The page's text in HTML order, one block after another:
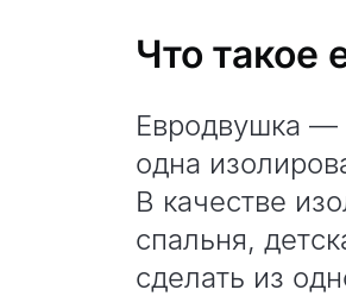
Что такое
Евродвушка —
одна
В качестве
спальня,
сделать из